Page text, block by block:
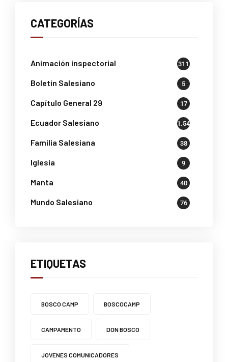
CATEGORÍAS
Animación inspectorial 311
Boletin Salesiano 5
Capítulo General 29 17
Ecuador Salesiano 1.541
Familia Salesiana 38
Iglesia 9
Manta 40
Mundo Salesiano 76
ETIQUETAS
BOSCO CAMP BOSCOCAMP
CAMPAMENTO DON BOSCO
JOVENES COMUNICADORES